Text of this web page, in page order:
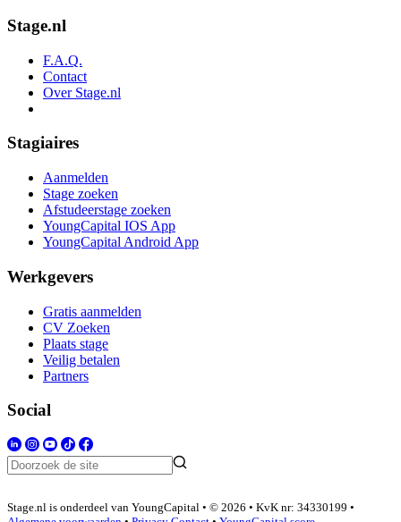
Stage.nl
F.A.Q.
Contact
Over Stage.nl
Stagiaires
Aanmelden
Stage zoeken
Afstudeerstage zoeken
YoungCapital IOS App
YoungCapital Android App
Werkgevers
Gratis aanmelden
CV Zoeken
Plaats stage
Veilig betalen
Partners
Social
Stage.nl is onderdeel van YoungCapital • © 2026 • KvK nr: 34330199 •